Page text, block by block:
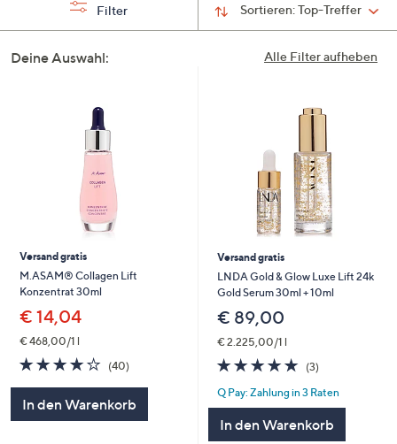
Sortieren:Top-Treffer
Filter
Alle Filter aufheben
Deine Auswahl:
Versand gratis
M.ASAM® Collagen Lift
Konzentrat 30ml
€ 14,04
€ 468,00/1 l
4.1
von
5
(40)
In den Warenkorb
Versand gratis
LNDA Gold & Glow Luxe Lift 24k
Gold Serum 30ml + 10ml
€ 89,00
€ 2.225,00/1 l
5.0
von
5
(3)
Q Pay: Zahlung in 3 Raten
In den Warenkorb